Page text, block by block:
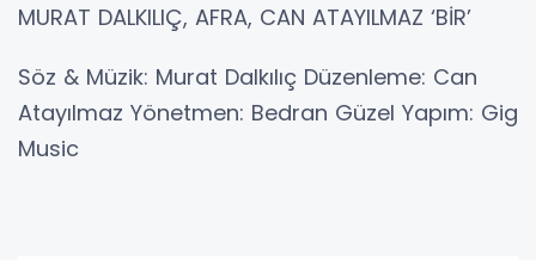
MURAT DALKILIÇ, AFRA, CAN ATAYILMAZ ‘BİR’
Söz & Müzik: Murat Dalkılıç Düzenleme: Can
Atayılmaz Yönetmen: Bedran Güzel Yapım: Gig
Music